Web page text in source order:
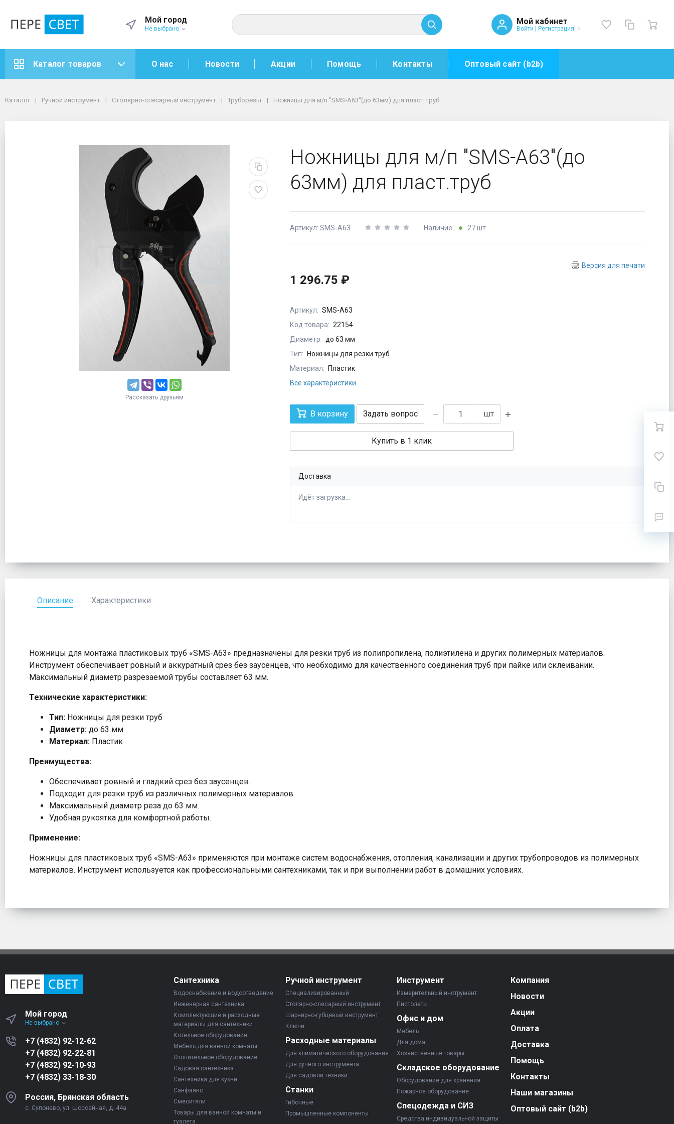
Мой город
Не выбрано
Мой кабинет
Войти | Регистрация
Каталог товаров О нас Новости Акции Помощь Контакты Оптовый сайт (b2b)
Каталог
Ручной инструмент
Труборезы
Ножницы для м/п "SMS-A63"(до 63мм) для пласт.труб
Каталог Ручной инструмент Столярно-слесарный инструмент Труборезы Ножницы для м/п "SMS-A63"(до 63мм) для пласт.труб
Рассказать друзьям
Ножницы для м/п "SMS-A63"(до
63мм) для пласт.труб
Артикул: SMS-A63 Наличие: 27 шт
Версия для печати
1 296.75 ₽
Артикул: SMS-A63
Код товара: 22154
Диаметр: до 63 мм
Тип:
Ножницы для резки труб
Материал:
Пластик
Все характеристики
В корзину Задать вопрос шт
Купить в 1 клик
Доставка
Идёт загрузка...
Описание Характеристики
Ножницы для монтажа пластиковых труб «SMS-A63» предназначены для резки труб из полипропилена, полиэтилена и других полимерных материалов.
Инструмент обеспечивает ровный и аккуратный срез без заусенцев, что необходимо для качественного соединения труб при пайке или склеивании.
Максимальный диаметр разрезаемой трубы составляет 63 мм.
Технические характеристики:
Тип: Ножницы для резки труб
Диаметр: до 63 мм
Материал: Пластик
Преимущества:
Обеспечивает ровный и гладкий срез без заусенцев.
Подходит для резки труб из различных полимерных материалов.
Максимальный диаметр реза до 63 мм.
Удобная рукоятка для комфортной работы.
Применение:
Ножницы для пластиковых труб «SMS-A63» применяются при монтаже систем водоснабжения, отопления, канализации и других трубопроводов из полимерных
материалов. Инструмент используется как профессиональными сантехниками, так и при выполнении работ в домашних условиях.
Мой город
Не выбрано
+7 (4832) 92-12-62
+7 (4832) 92-22-81
+7 (4832) 92-10-93
+7 (4832) 33-18-30
Россия, Брянская область
с. Супонево, ул. Шоссейная, д. 44а
Сантехника
Водоснабжение и водоотведение
Инженерная сантехника
Комплектующие и расходные
материалы для сантехники
Котельное оборудование
Мебель для ванной комнаты
Отопительное оборудование
Садовая сантехника
Сантехника для кухни
Санфаянс
Смесители
Товары для ванной комнаты и
туалета
Ручной инструмент
Специализированный
Столярно-слесарный инструмент
Шарнирно-губцевый инструмент
Ключи
Расходные материалы
Для климатического оборудования
Для ручного инструмента
Для садовой техники
Станки
Гибочные
Промышленные компоненты
Инструмент
Измерительный инструмент
Пистолеты
Офис и дом
Мебель
Для дома
Хозяйственные товары
Складское оборудование
Оборудование для хранения
Пожарное оборудование
Спецодежда и СИЗ
Средства индивидуальной защиты
Компания
Новости
Акции
Оплата
Доставка
Помощь
Контакты
Наши магазины
Оптовый сайт (b2b)